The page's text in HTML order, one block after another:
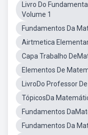
Livro Do
Volume 1
Fundamentos Da
Airtmetica
Capa Trabalho
Elementos De
LivroDo Professor
TópicosDa
Fundamentos
Fundamentos Da